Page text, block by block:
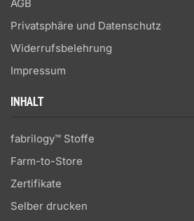
AGB
Privatsphäre und Datenschutz
Widerrufsbelehrung
Impressum
INHALT
fabrilogy™ Stoffe
Farm-to-Store
Zertifikate
Selber drucken